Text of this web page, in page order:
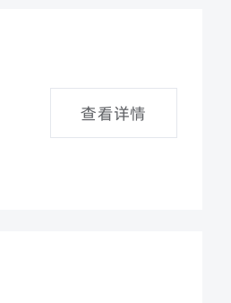
查看详情